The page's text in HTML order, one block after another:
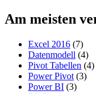
Am meisten
Excel 2016 (7)
Datenmodell (4)
Pivot Tabellen (4)
Power Pivot (3)
Power BI (3)